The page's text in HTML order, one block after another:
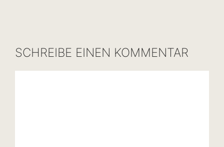
SCHREIBE EINEN KOMMENTAR